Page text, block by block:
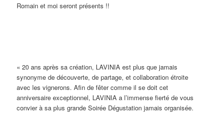
Romain et moi seront présents !!
« 20 ans après sa création, LAVINIA est plus que jamais
synonyme de découverte, de partage, et collaboration étroite
avec les vignerons. Afin de fêter comme il se doit cet
anniversaire exceptionnel, LAVINIA a l’immense fierté de vous
convier à sa plus grande Soirée Dégustation jamais organisée.